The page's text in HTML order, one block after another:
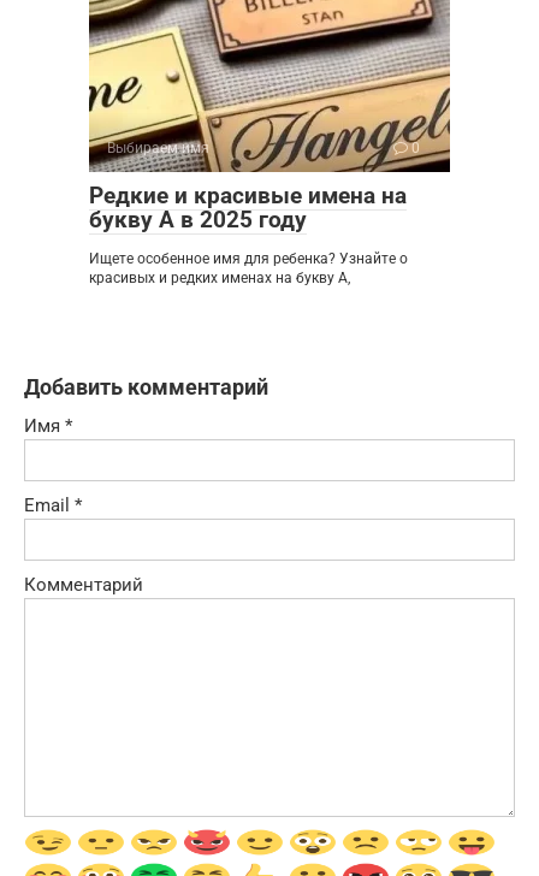
Выбираем имя 0
Редкие и красивые имена на
букву А в 2025 году
Ищете особенное имя для ребенка? Узнайте о
красивых и редких именах на букву А,
Добавить комментарий
Имя *
Email *
Комментарий